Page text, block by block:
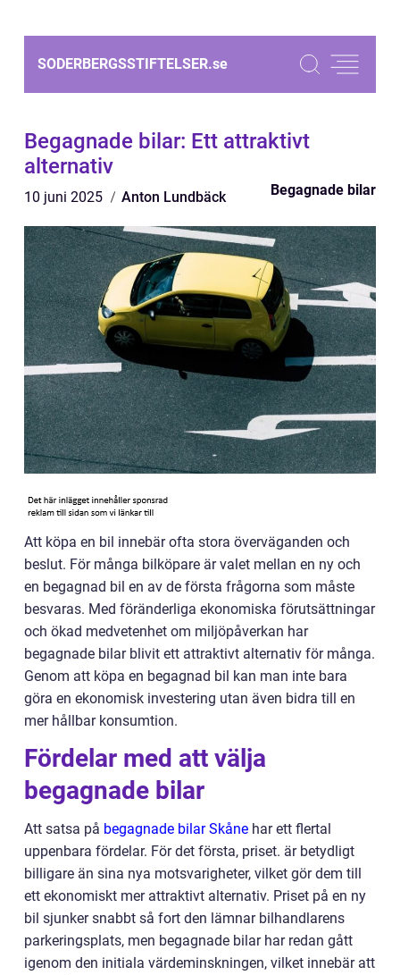
SODERBERGSSTIFTELSER.se
Begagnade bilar: Ett attraktivt
alternativ
10 juni 2025 Anton Lundbäck Begagnade bilar
Att köpa en bil innebär ofta stora överväganden och
beslut. För många bilköpare är valet mellan en ny och
en begagnad bil en av de första frågorna som måste
besvaras. Med föränderliga ekonomiska förutsättningar
och ökad medvetenhet om miljöpåverkan har
begagnade bilar blivit ett attraktivt alternativ för många.
Genom att köpa en begagnad bil kan man inte bara
göra en ekonomisk investering utan även bidra till en
mer hållbar konsumtion.
Fördelar med att välja
begagnade bilar
Att satsa på begagnade bilar Skåne har ett flertal
uppenbara fördelar. För det första, priset. är betydligt
billigare än sina nya motsvarigheter, vilket gör dem till
ett ekonomiskt mer attraktivt alternativ. Priset på en ny
bil sjunker snabbt så fort den lämnar bilhandlarens
parkeringsplats, men begagnade bilar har redan gått
igenom den initiala värdeminskningen, vilket innebär att